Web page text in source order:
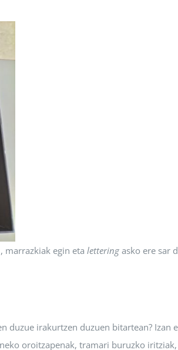
marrazkiak egin eta letteringasko ere sar
duzue irakurtzen duzuen bitartean? Izan
oroitzapenak, tramari buruzko iritziak,